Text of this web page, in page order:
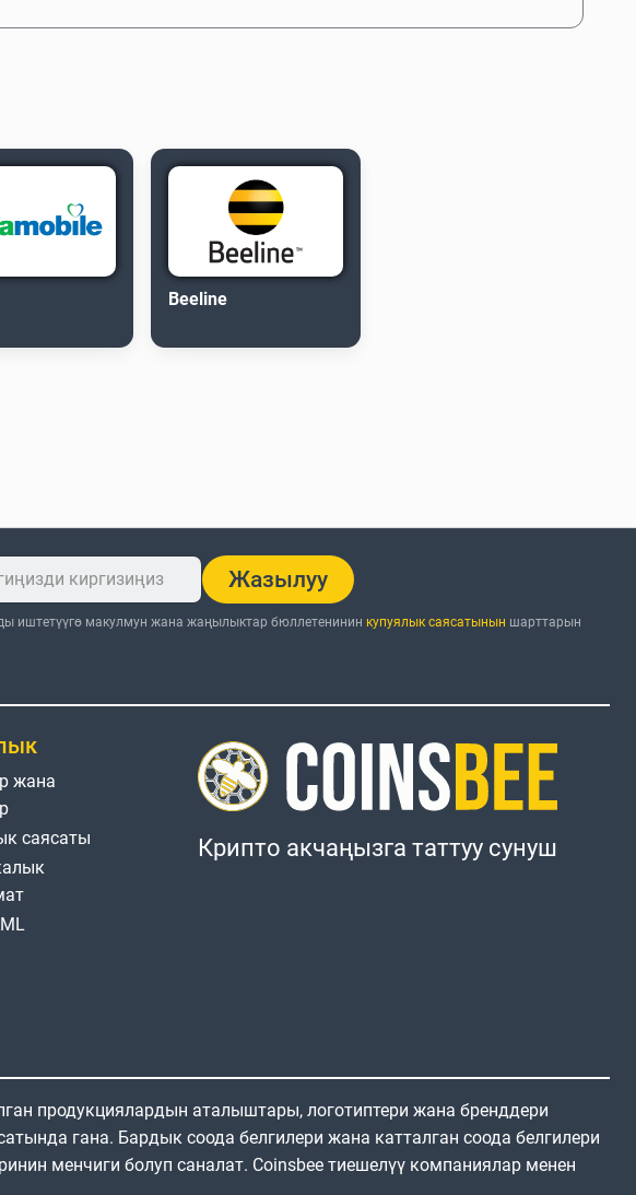
Beeline
Жазылуу
иштетүүгө макулмун жана жаңылыктар бюллетенинин купуялык саясатынын шарттарын
жана
саясаты
Крипто акчаңызга таттуу сунуш
продукциялардын аталыштары, логотиптери жана бренддери
гана. Бардык соода белгилери жана катталган соода белгилери
менчиги болуп саналат. Coinsbee тиешелүү компаниялар менен